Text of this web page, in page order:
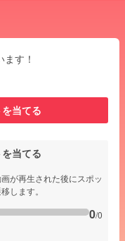
す！
当てる
当てる
が再生された後にスポッ
します。
0/0